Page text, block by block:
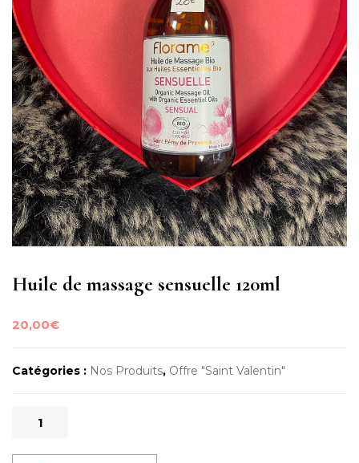
Huile de massage sensuelle 120ml
20,00€
Catégories : Nos Produits, Offre "Saint Valentin"
quantité
Huile